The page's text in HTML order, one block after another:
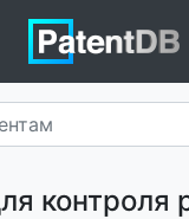
контроля